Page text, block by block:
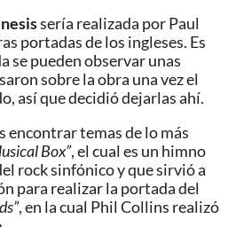
sería realizada por Paul
portadas de los ingleses. Es
se pueden observar unas
sobre la obra una vez el
así que decidió dejarlas ahí.
encontrar temas de lo más
Box”, el cual es un himno
rock sinfónico y que sirvió a
para realizar la portada del
, en la cual Phil Collins realizó